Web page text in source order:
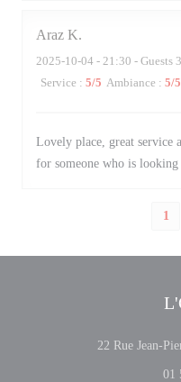
Araz K
2025-10-04 - 21:30 - Guests 3
Service : 5/5 Ambiance : 5/5
Lovely place, great service
for someone who is
1
22 Rue Jean-
01